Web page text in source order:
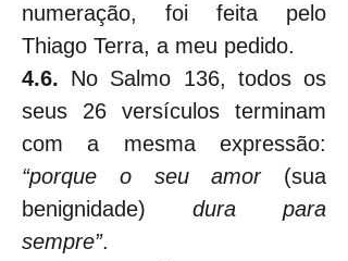
numeração, foi feita pelo
Thiago Terra, a meu pedido.
4.6. No Salmo 136, todos os
seus 26 versículos terminam
“porque o seu amor (sua
benignidade) dura para
sempre”.